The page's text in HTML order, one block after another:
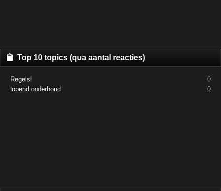
Top 10 topics (qua aantal reacties)
Regels!
0
lopend onderhoud
0